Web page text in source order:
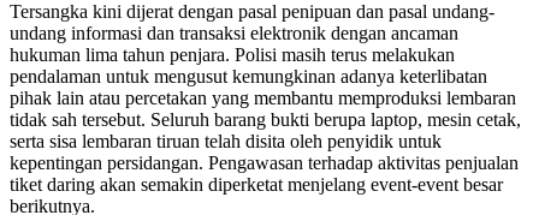
Tersangka kini dijerat dengan pasal penipuan dan pasal undang-
undang informasi dan transaksi elektronik dengan ancaman
hukuman lima tahun penjara. Polisi masih terus melakukan
pendalaman untuk mengusut kemungkinan adanya keterlibatan
pihak lain atau percetakan yang membantu memproduksi lembaran
tidak sah tersebut. Seluruh barang bukti berupa laptop, mesin cetak,
serta sisa lembaran tiruan telah disita oleh penyidik untuk
kepentingan persidangan. Pengawasan terhadap aktivitas penjualan
tiket daring akan semakin diperketat menjelang event-event besar
berikutnya.